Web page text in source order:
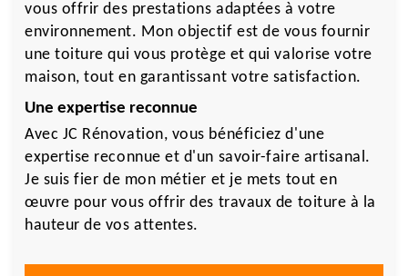
vous offrir des prestations adaptées à votre
environnement. Mon objectif est de vous fournir
une toiture qui vous protège et qui valorise votre
maison, tout en garantissant votre satisfaction.
Une expertise reconnue
Avec JC Rénovation, vous bénéficiez d'une
expertise reconnue et d'un savoir-faire artisanal.
Je suis fier de mon métier et je mets tout en
œuvre pour vous offrir des travaux de toiture à la
hauteur de vos attentes.